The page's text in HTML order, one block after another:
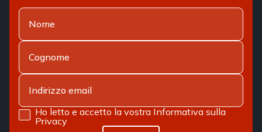
Ho letto e accetto la vostra Informativa sulla
Privacy